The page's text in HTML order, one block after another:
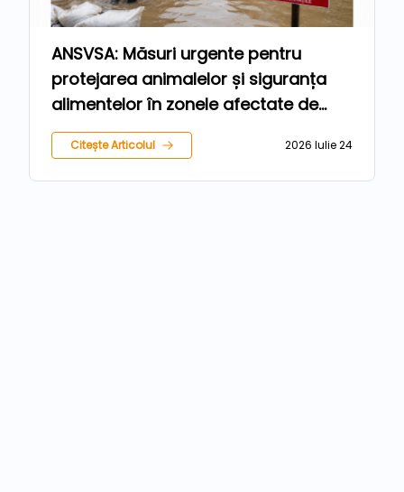
ANSVSA: Măsuri urgente pentru
protejarea animalelor și siguranța
alimentelor în zonele afectate de
inundații
Citește Articolul 2026 Iulie 24